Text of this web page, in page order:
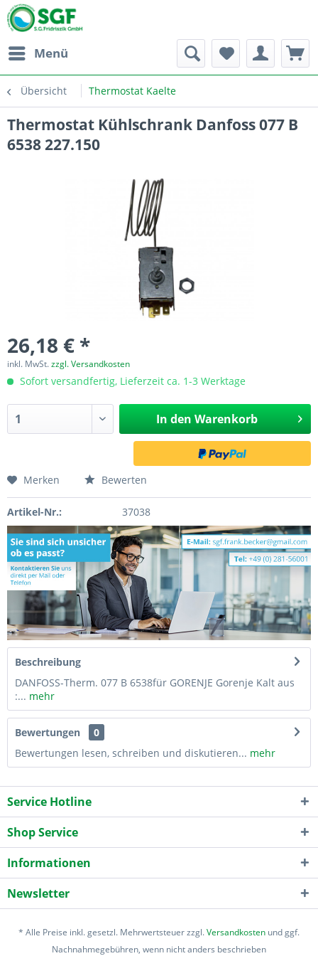
Menü
Übersicht Thermostat Kaelte
Thermostat Kühlschrank Danfoss 077 B
6538 227.150
26,18 € *
inkl. MwSt.zzgl. Versandkosten
Sofort versandfertig, Lieferzeit ca. 1-3 Werktage
In den Warenkorb
Merken Bewerten
Artikel-Nr.: 37038
Beschreibung
DANFOSS-Therm. 077 B 6538für GORENJE Gorenje Kalt aus
:... mehr
Bewertungen
0
Bewertungen lesen, schreiben und diskutieren... mehr
Service Hotline
Shop Service
Informationen
Newsletter
* Alle Preise inkl. gesetzl. Mehrwertsteuer zzgl.Versandkosten und ggf.
Nachnahmegebühren, wenn nicht anders beschrieben